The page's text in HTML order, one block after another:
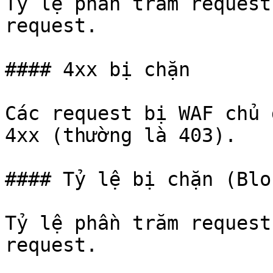
request.
#### 4xx bị chặn
Các request bị WAF
4xx (thường là 403).
#### Tỷ lệ bị chặn
Tỷ lệ phần trăm
request.